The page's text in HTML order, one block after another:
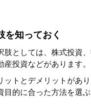
を知っておく
肢としては、株式投資
産投資などがあります。
ットとデメリットがあ
目的に合った方法を選